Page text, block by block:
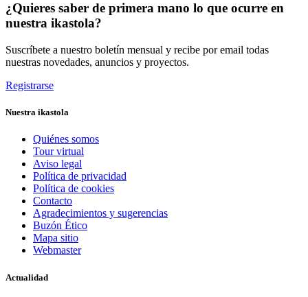
¿Quieres saber de primera mano lo que ocurre en
nuestra ikastola?
Suscríbete a nuestro boletín mensual y recibe por email todas
nuestras novedades, anuncios y proyectos.
Registrarse
Nuestra ikastola
Quiénes somos
Tour virtual
Aviso legal
Política de privacidad
Política de cookies
Contacto
Agradecimientos y sugerencias
Buzón Ético
Mapa sitio
Webmaster
Actualidad